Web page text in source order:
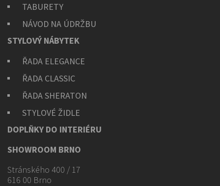
TABURETY
NÁVOD NA ÚDRŽBU
STYLOVÝ NÁBYTEK
ŘADA ELEGANCE
ŘADA CLASSIC
ŘADA SHERATON
STYLOVÉ ŽIDLE
DOPLŇKY DO INTERIÉRU
SHOWROOM BRNO
Stránského 400 / 17
616 00 Brno